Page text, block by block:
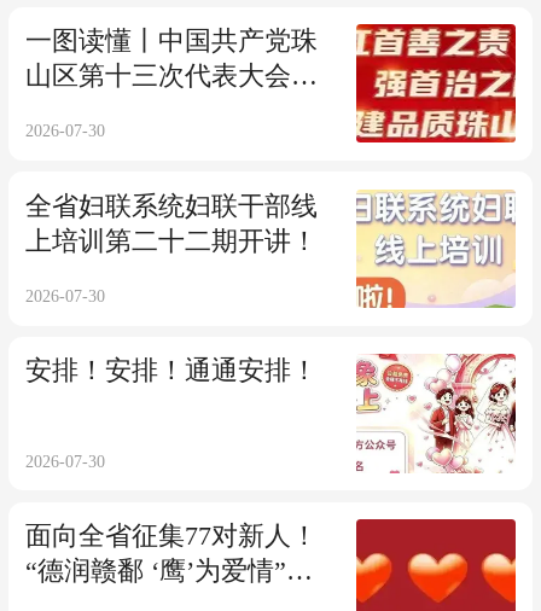
一图读懂丨中国共产党珠
山区第十三次代表大会报
2026-07-30
全省妇联系统妇联干部线
上培训第二十二期开讲！
2026-07-30
安排！安排！通通安排！
2026-07-30
面向全省征集77对新人！
“德润赣鄱 ‘鹰’为爱情”